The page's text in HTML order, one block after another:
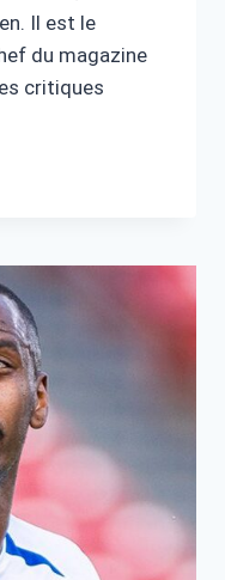
Il est le
du magazine
critiques